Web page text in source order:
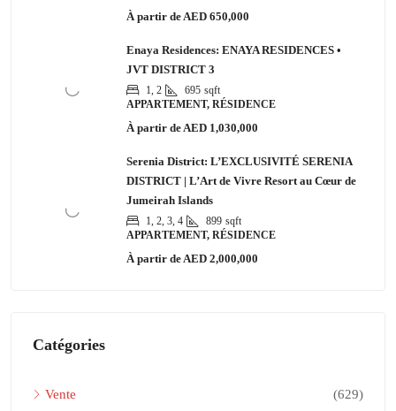
À partir de AED 650,000
Enaya Residences: ENAYA RESIDENCES •
JVT DISTRICT 3
1, 2 695 sqft
APPARTEMENT, RÉSIDENCE
À partir de AED 1,030,000
Serenia District: L’EXCLUSIVITÉ SERENIA
DISTRICT | L’Art de Vivre Resort au Cœur de
Jumeirah Islands
1, 2, 3, 4 899 sqft
APPARTEMENT, RÉSIDENCE
À partir de AED 2,000,000
Catégories
Vente (629)